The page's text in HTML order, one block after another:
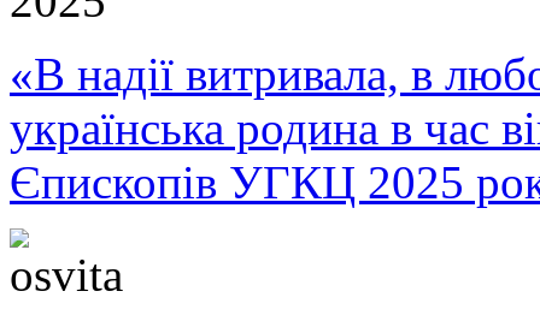
«В надії витривала, в
українська родина в час
Єпископів УГКЦ 2025